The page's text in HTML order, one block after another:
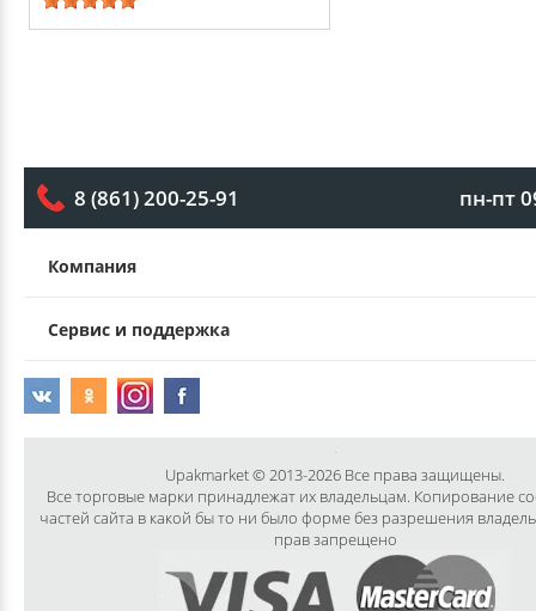
8 (861) 200-25-91 пн-пт
Компания
Сервис и поддержка
Upakmarket © 2013-2026 Все права защищены.
Все торговые марки принадлежат их владельцам. Копирование
частей сайта в какой бы то ни было форме без разрешения
прав запрещено